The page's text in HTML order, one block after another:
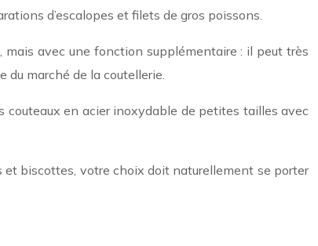
d’escalopes et filets de gros poissons.
mais avec une fonction supplémentaire : il peut très
du marché de la coutellerie.
couteaux en acier inoxydable de petites tailles avec
et biscottes, votre choix doit naturellement se porter